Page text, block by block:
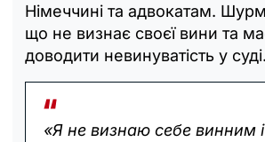
Німеччині та адвокатам.
що не визнає своєї вини та
доводити невинуватість у суді.
«Я не визнаю себе винним